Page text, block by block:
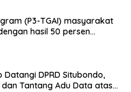
(P3-TGAI) masyarakat
hasil 50 persen
Datangi DPRD Situbondo,
dan Tantang Adu Data atas